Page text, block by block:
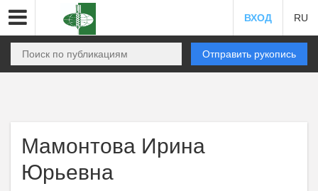
ВХОД RU
Отправить рукопись
Мамонтова Ирина
Юрьевна